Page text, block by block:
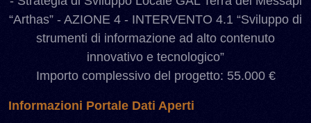
“Arthas” - AZIONE 4 - INTERVENTO 4.1 “Sviluppo di
strumenti di informazione ad alto contenuto
innovativo e tecnologico”
Importo complessivo del progetto: 55.000 €
Informazioni Portale Dati Aperti